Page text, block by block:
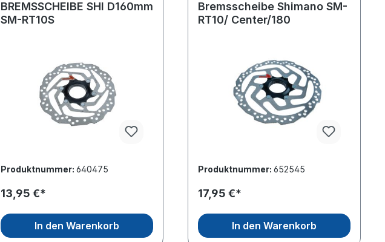
BREMSSCHEIBE SHI D160mm
SM-RT10S
Produktnummer: 640475
13,95 €*
In den Warenkorb
Bremsscheibe Shimano SM-
RT10/ Center/180
Produktnummer: 652545
17,95 €*
In den Warenkorb